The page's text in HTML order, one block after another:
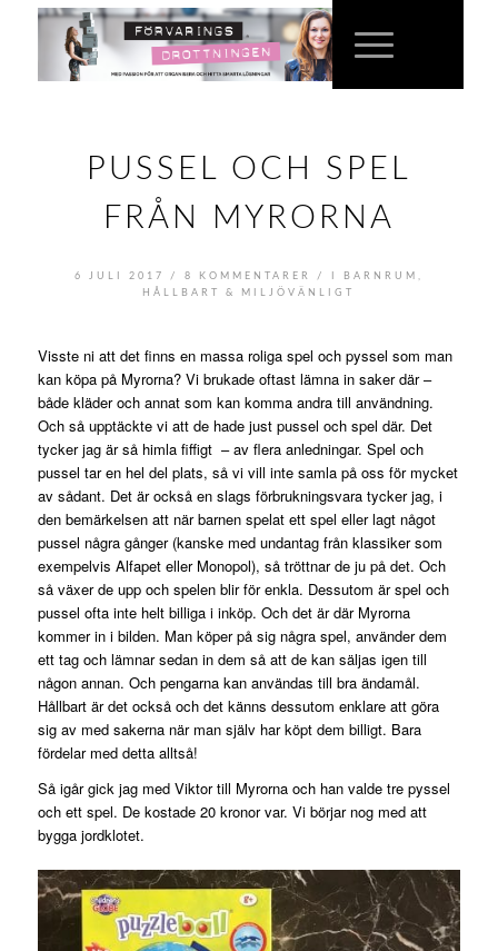
PUSSEL OCH SPEL
FRÅN MYRORNA
6 JULI 2017 / 8 KOMMENTARER / BARNRUM ,
HÅLLBART & MILJÖVÄNLIGT
Visste ni att det finns en massa roliga spel och pyssel som man
kan köpa på Myrorna? Vi brukade oftast lämna in saker där –
både kläder och annat som kan komma andra till användning.
Och så upptäckte vi att de hade just pussel och spel där. Det
tycker jag är så himla fiffigt – av flera anledningar. Spel och
pussel tar en hel del plats, så vi vill inte samla på oss för mycket
av sådant. Det är också en slags förbrukningsvara tycker jag, i
den bemärkelsen att när barnen spelat ett spel eller lagt något
pussel några gånger (kanske med undantag från klassiker som
exempelvis Alfapet eller Monopol), så tröttnar de ju på det. Och
så växer de upp och spelen blir för enkla. Dessutom är spel och
pussel ofta inte helt billiga i inköp. Och det är där Myrorna
kommer in i bilden. Man köper på sig några spel, använder dem
ett tag och lämnar sedan in dem så att de kan säljas igen till
någon annan. Och pengarna kan användas till bra ändamål.
Hållbart är det också och det känns dessutom enklare att göra
sig av med sakerna när man själv har köpt dem billigt. Bara
fördelar med detta alltså!
Så igår gick jag med Viktor till Myrorna och han valde tre pyssel
och ett spel. De kostade 20 kronor var. Vi börjar nog med att
bygga jordklotet.